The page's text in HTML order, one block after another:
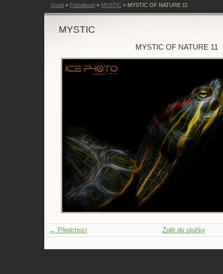
Úvod » Fotoalbum » MYSTIC » MYSTIC OF NATURE 11
MYSTIC
MYSTIC OF NATURE 11
← Předchozí Zpět do složky